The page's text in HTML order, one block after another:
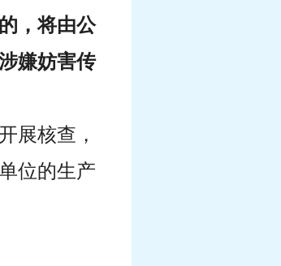
，将由公
嫌妨害传
展核查，
位的生产